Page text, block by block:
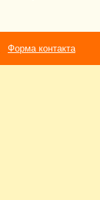
Форма контакта